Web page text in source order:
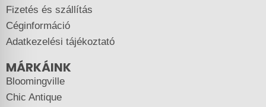
Fizetés és szállítás
Céginformáció
Adatkezelési tájékoztató
MÁRKÁINK
Bloomingville
Chic Antique